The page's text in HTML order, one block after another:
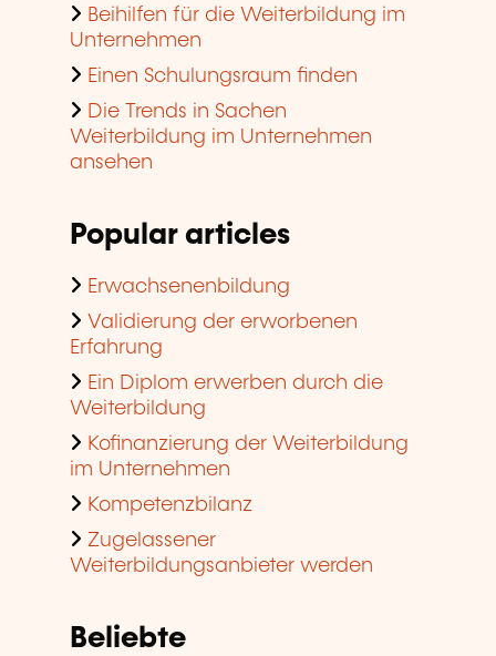
Beihilfen für die Weiterbildung im
Unternehmen
Einen Schulungsraum finden
Die Trends in Sachen
Weiterbildung im Unternehmen
ansehen
Popular articles
Erwachsenenbildung
Validierung der erworbenen
Erfahrung
Ein Diplom erwerben durch die
Weiterbildung
Kofinanzierung der Weiterbildung
im Unternehmen
Kompetenzbilanz
Zugelassener
Weiterbildungsanbieter werden
Beliebte